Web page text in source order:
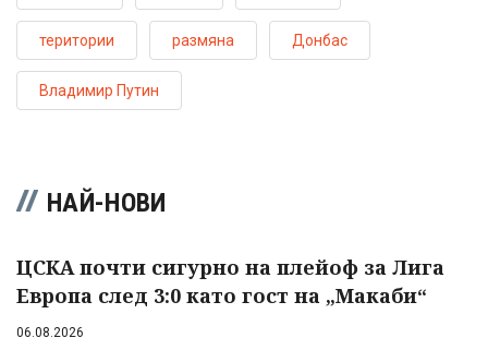
територии размяна Донбас
Владимир Путин
НАЙ-НОВИ
ЦСКА почти сигурно на плейоф за Лига
Европа след 3:0 като гост на „Макаби“
06.08.2026